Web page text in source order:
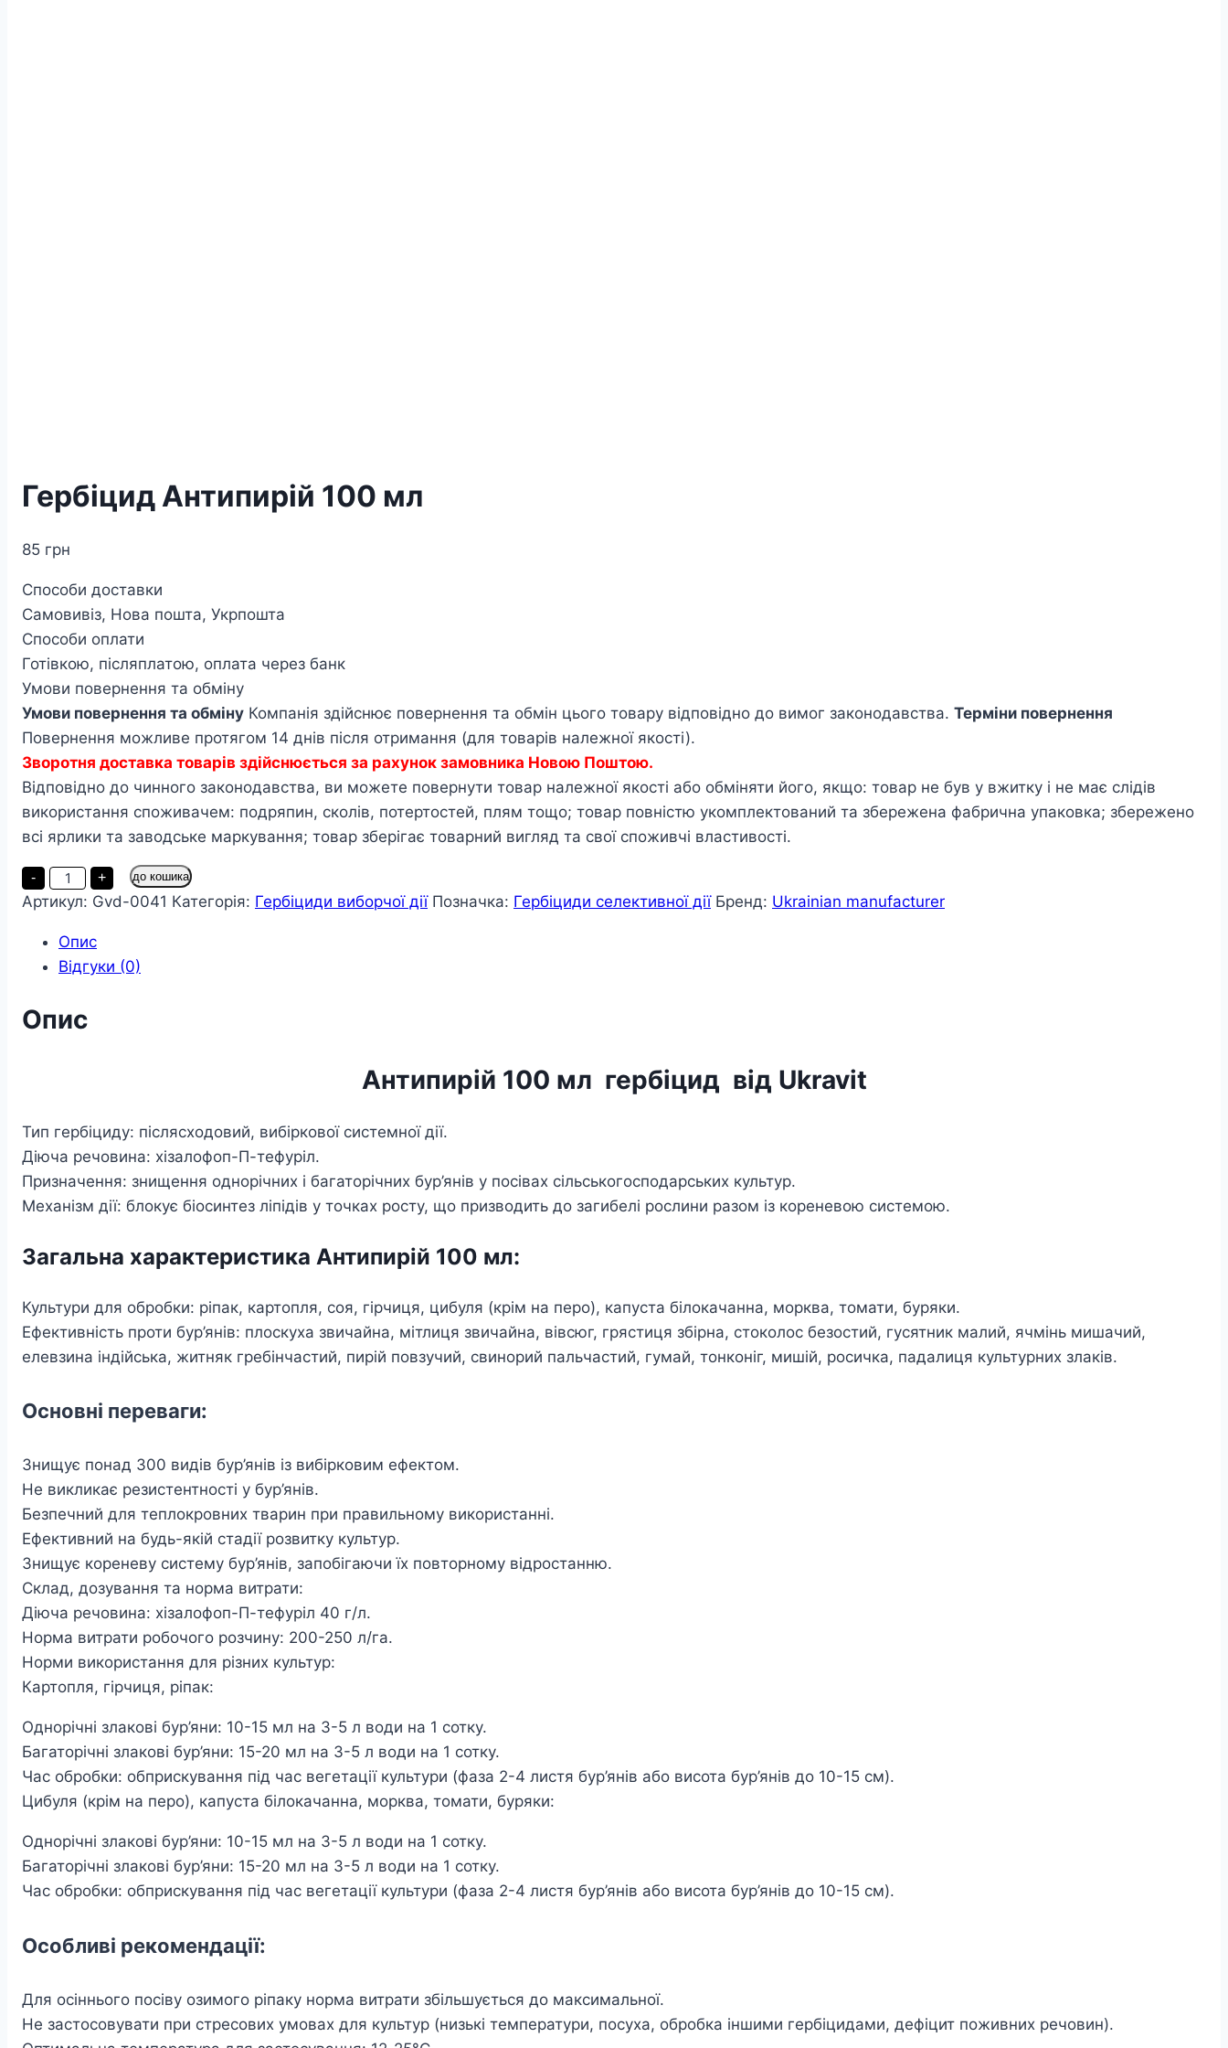
Гербіцид Антипирій 100 мл
85 грн
Способи доставки
Самовивіз, Нова пошта, Укрпошта
Способи оплати
Готівкою, післяплатою, оплата через банк
Умови повернення та обміну
Умови повернення та обміну Компанія здійснює повернення та обмін цього товару відповідно до вимог законодавства. Терміни повернення
Повернення можливе протягом 14 днів після отримання (для товарів належної якості).
Зворотня доставка товарів здійснюється за рахунок замовника Новою Поштою.
Відповідно до чинного законодавства, ви можете повернути товар належної якості або обміняти його, якщо: товар не був у вжитку і не має слідів
використання споживачем: подряпин, сколів, потертостей, плям тощо; товар повністю укомплектований та збережена фабрична упаковка; збережено
всі ярлики та заводське маркування; товар зберігає товарний вигляд та свої споживчі властивості.
-
Гербіцид
Антипирій
100
кількість
+ до кошика
Артикул: Gvd-0041 Категорія: Гербіциди виборчої дії Позначка: Гербіциди селективної дії Бренд: Ukrainian manufacturer
Опис
Відгуки (0)
Опис
Антипирій 100 мл гербіцид від Ukravit
Тип гербіциду: післясходовий, вибіркової системної дії.
Діюча речовина: хізалофоп-П-тефуріл.
Призначення: знищення однорічних і багаторічних бур’янів у посівах сільськогосподарських культур.
Механізм дії: блокує біосинтез ліпідів у точках росту, що призводить до загибелі рослини разом із кореневою системою.
Загальна характеристика Антипирій 100 мл:
Культури для обробки: ріпак, картопля, соя, гірчиця, цибуля (крім на перо), капуста білокачанна, морква, томати, буряки.
Ефективність проти бур’янів: плоскуха звичайна, мітлиця звичайна, вівсюг, грястиця збірна, стоколос безостий, гусятник малий, ячмінь мишачий,
елевзина індійська, житняк гребінчастий, пирій повзучий, свинорий пальчастий, гумай, тонконіг, мишій, росичка, падалиця культурних злаків.
Основні переваги:
Знищує понад 300 видів бур’янів із вибірковим ефектом.
Не викликає резистентності у бур’янів.
Безпечний для теплокровних тварин при правильному використанні.
Ефективний на будь-якій стадії розвитку культур.
Знищує кореневу систему бур’янів, запобігаючи їх повторному відростанню.
Склад, дозування та норма витрати:
Діюча речовина: хізалофоп-П-тефуріл 40 г/л.
Норма витрати робочого розчину: 200-250 л/га.
Норми використання для різних культур:
Картопля, гірчиця, ріпак:
Однорічні злакові бур’яни: 10-15 мл на 3-5 л води на 1 сотку.
Багаторічні злакові бур’яни: 15-20 мл на 3-5 л води на 1 сотку.
Час обробки: обприскування під час вегетації культури (фаза 2-4 листя бур’янів або висота бур’янів до 10-15 см).
Цибуля (крім на перо), капуста білокачанна, морква, томати, буряки:
Однорічні злакові бур’яни: 10-15 мл на 3-5 л води на 1 сотку.
Багаторічні злакові бур’яни: 15-20 мл на 3-5 л води на 1 сотку.
Час обробки: обприскування під час вегетації культури (фаза 2-4 листя бур’янів або висота бур’янів до 10-15 см).
Особливі рекомендації:
Для осіннього посіву озимого ріпаку норма витрати збільшується до максимальної.
Не застосовувати при стресових умовах для культур (низькі температури, посуха, обробка іншими гербіцидами, дефіцит поживних речовин).